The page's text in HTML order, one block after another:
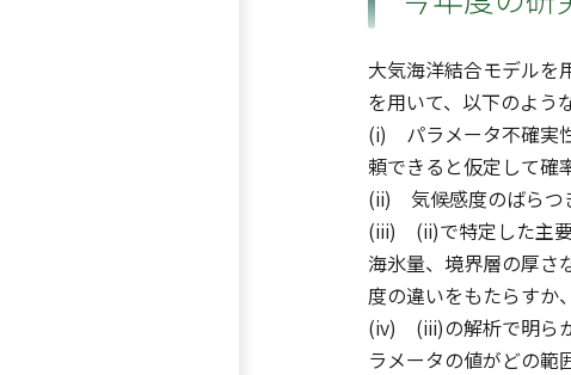
大気海洋結合モデルを
を用いて、以下のよう
(i) パラメータ不確実
頼できると仮定して確
(ii) 気候感度のばらつ
(iii) (ii)で特定した主要
海氷量、境界層の厚さ
度の違いをもたらすか
(iv) (iii)の解析で明ら
ラメータの値がどの範